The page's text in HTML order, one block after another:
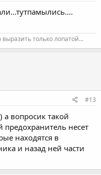
только лопатой...
#13
вопросик такой
предохранитель несет
находятся в
и назад ней части